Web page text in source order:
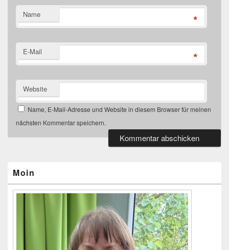
Name *
E-Mail *
Website
Name, E-Mail-Adresse und Website in diesem Browser für meinen
nächsten Kommentar speichern.
Widgetbereich
Moin